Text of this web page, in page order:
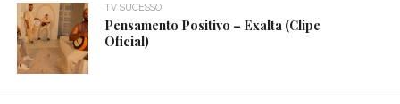
TV SUCESSO
Pensamento Positivo – Exalta (Clipe
Oficial)